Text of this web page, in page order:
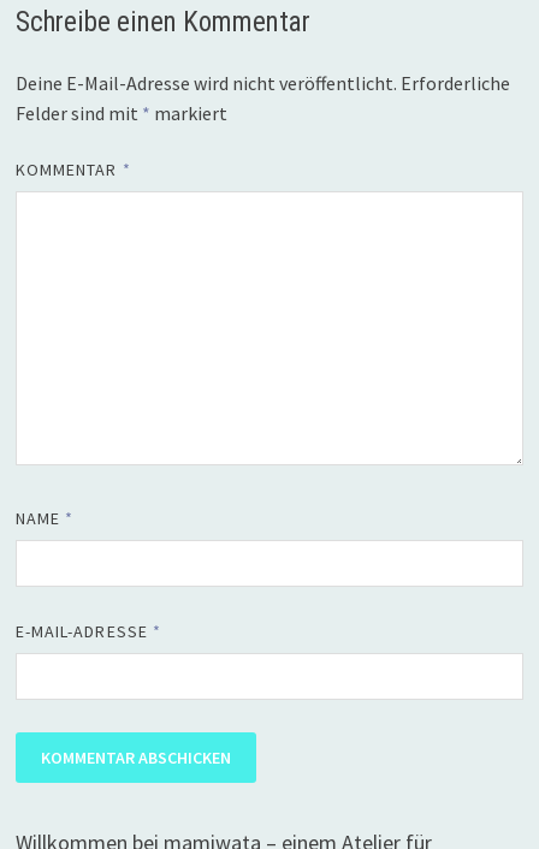
Schreibe einen Kommentar
Deine E-Mail-Adresse wird nicht veröffentlicht. Erforderliche
Felder sind mit * markiert
KOMMENTAR *
NAME *
E-MAIL-ADRESSE *
Willkommen bei mamiwata – einem Atelier für